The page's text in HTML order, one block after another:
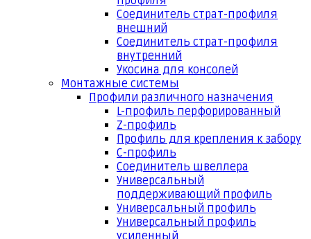
Соединитель страт-профиля
внешний
Соединитель страт-профиля
внутренний
Укосина для консолей
Монтажные системы
Профили различного назначения
L-профиль перфорированный
Z-профиль
Профиль для крепления к забору
С-профиль
Соединитель швеллера
Универсальный
поддерживающий профиль
Универсальный профиль
Универсальный профиль
усиленный